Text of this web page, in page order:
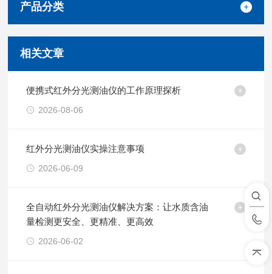
产品分类
相关文章
便携式红外分光测油仪的工作原理探析
2026-08-06
红外分光测油仪实操注意事项
2026-06-09
全自动红外分光测油仪解决方案：让水质含油
量检测更安全、更精准、更高效
2026-06-02